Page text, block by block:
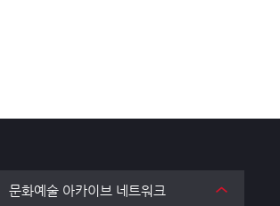
문화예술 아카이브 네트워크